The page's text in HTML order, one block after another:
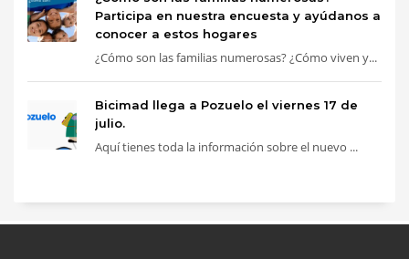
Participa en nuestra encuesta y ayúdanos a
conocer a estos hogares
¿Cómo son las familias numerosas? ¿Cómo viven y...
Bicimad llega a Pozuelo el viernes 17 de
julio.
Aquí tienes toda la información sobre el nuevo ...